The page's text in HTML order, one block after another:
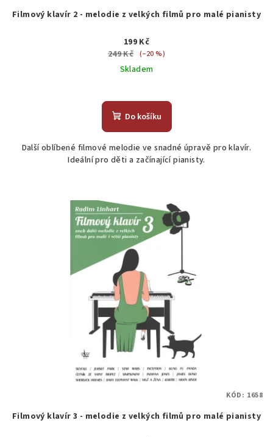
Filmový klavír 2 - melodie z velkých filmů pro malé pianisty
199 Kč
249 Kč (–20 %)
Skladem
Do košíku
Další oblíbené filmové melodie ve snadné úpravě pro klavír.
Ideální pro děti a začínající pianisty.
Filmový klavír 3 - melodie z velkých filmů pro malé pianisty
KÓD: 1658